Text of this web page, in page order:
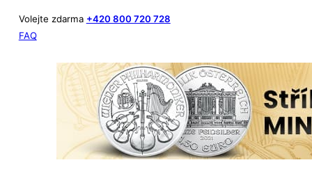
Volejte zdarma +420 800 720 728
FAQ